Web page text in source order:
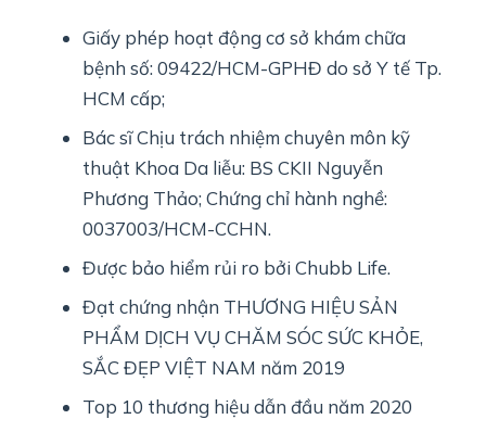
Giấy phép hoạt động cơ sở khám chữa
bệnh số: 09422/HCM-GPHĐ do sở Y tế Tp.
HCM cấp;
Bác sĩ Chịu trách nhiệm chuyên môn kỹ
thuật Khoa Da liễu: BS CKII Nguyễn
Phương Thảo; Chứng chỉ hành nghề:
0037003/HCM-CCHN.
Được bảo hiểm rủi ro bởi Chubb Life.
Đạt chứng nhận THƯƠNG HIỆU SẢN
PHẨM DỊCH VỤ CHĂM SÓC SỨC KHỎE,
SẮC ĐẸP VIỆT NAM năm 2019
Top 10 thương hiệu dẫn đầu năm 2020